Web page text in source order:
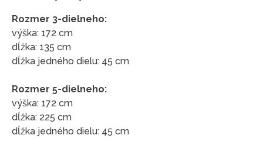
Rozmer 3-dielneho:
výška: 172 cm
dĺžka: 135 cm
dĺžka jedného dielu: 45 cm
Rozmer 5-dielneho:
výška: 172 cm
dĺžka: 225 cm
dĺžka jedného dielu: 45 cm